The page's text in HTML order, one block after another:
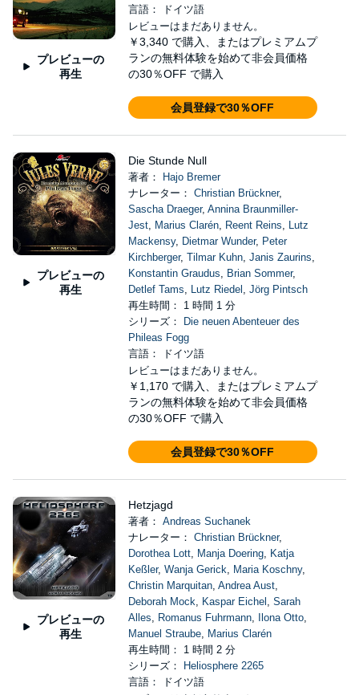
プレビューの
再生
言語： ドイツ語
レビューはまだありません。
￥3,340 で購入、またはプレミアムプ
ランの無料体験を始めて非会員価格
の30％OFF で購入
会員登録で30％OFF
プレビューの
再生
Die Stunde Null
著者：
Hajo Bremer
ナレーター： Christian Brückner,
Sascha Draeger, Annina Braunmiller-
Jest, Marius Clarén, Reent Reins, Lutz
Mackensy, Dietmar Wunder, Peter
Kirchberger, Tilmar Kuhn, Janis Zaurins,
Konstantin Graudus, Brian Sommer,
Detlef Tams, Lutz Riedel , Jörg Pintsch
再生時間： 1 時間 1 分
シリーズ：
Die neuen Abenteuer des
Phileas Fogg
言語： ドイツ語
レビューはまだありません。
￥1,170 で購入、またはプレミアムプ
ランの無料体験を始めて非会員価格
の30％OFF で購入
会員登録で30％OFF
プレビューの
再生
Hetzjagd
著者： Andreas Suchanek
ナレーター： Christian Brückner,
Dorothea Lott, Manja Doering, Katja
Keßler, Wanja Gerick, Maria Koschny,
Christin Marquitan, Andrea Aust,
Deborah Mock, Kaspar Eichel , Sarah
Alles, Romanus Fuhrmann, Ilona Otto,
Manuel Straube, Marius Clarén
再生時間： 1 時間 2 分
シリーズ：
Heliosphere 2265
言語： ドイツ語